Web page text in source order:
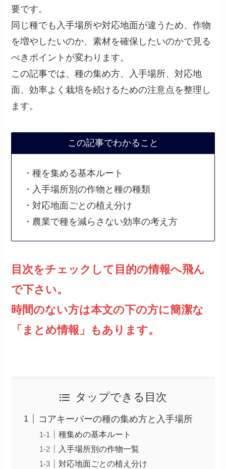
要です。
同じ種でも入手場所や対応地面が違うため、作物
を増やしたいのか、素材を確保したいのかで見る
べきポイントが変わります。
この記事では、種の集め方、入手場所、対応地
面、効率よく栽培を続けるための注意点を整理し
ます。
この記事でわかること
・種を集める基本ルート
・入手場所別の作物と種の種類
・対応地面ごとの植え分け
・農業で種を減らさない効率の考え方
目次をチェックして目的の情報へ飛ん
で下さい。
時間のない方は本文の下の方に簡潔な
「まとめ情報」もあります。
タップできる目次
コアキーパーの種の集め方と入手場所
種集めの基本ルート
入手場所別の作物一覧
対応地面ごとの植え分け